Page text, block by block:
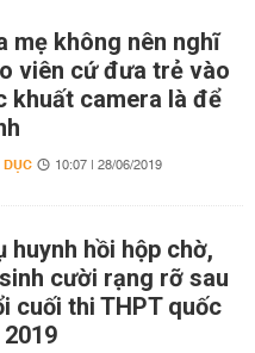
mẹ không nên nghĩ
viên cứ đưa trẻ vào
khuất camera là để
10:07 | 28/06/2019
huynh hồi hộp chờ,
cười rạng rỡ sau
cuối thi THPT quốc